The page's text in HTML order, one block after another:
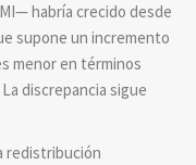
habría crecido desde
supone un incremento
menor en términos
discrepancia sigue
redistribución